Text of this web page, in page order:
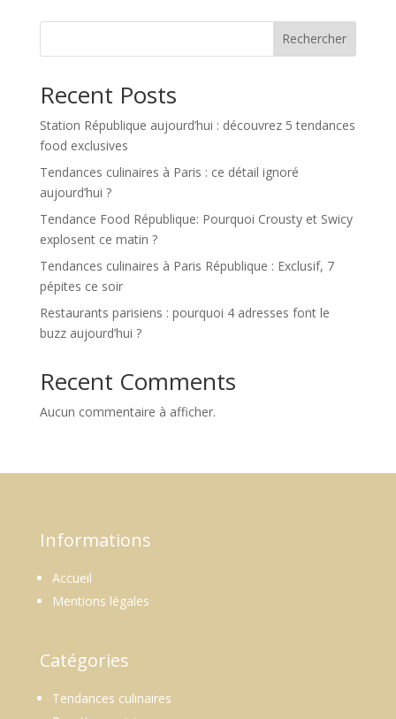
Rechercher
Recent Posts
Station République aujourd’hui : découvrez 5 tendances
food exclusives
Tendances culinaires à Paris : ce détail ignoré
aujourd’hui ?
Tendance Food République: Pourquoi Crousty et Swicy
explosent ce matin ?
Tendances culinaires à Paris République : Exclusif, 7
pépites ce soir
Restaurants parisiens : pourquoi 4 adresses font le
buzz aujourd’hui ?
Recent Comments
Aucun commentaire à afficher.
Informations
Accueil
Mentions légales
Catégories
Tendances culinaires